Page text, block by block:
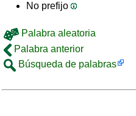
No prefijo
Palabra aleatoria
Palabra anterior
Búsqueda de palabras